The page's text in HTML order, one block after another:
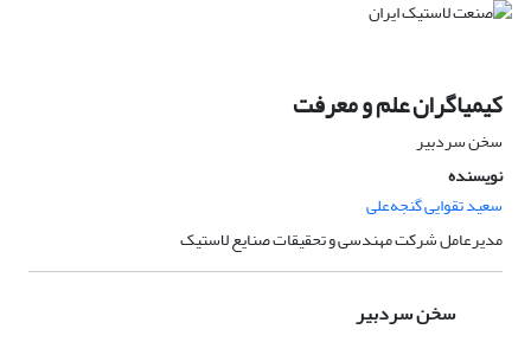
کیمیاگران علم و معرفت
سخن سردبیر
نویسنده
سعید تقوایی گنجه‌علی
مدیرعامل شرکت مهندسی و تحقیقات صنایع لاستیک
سخن سردبیر